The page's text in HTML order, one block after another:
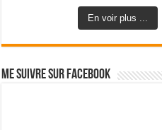
En voir plus ...
Me suivre sur Facebook